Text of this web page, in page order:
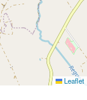
Leaflet